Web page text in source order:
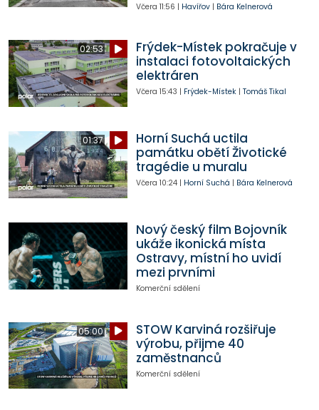
Včera 11:56 | Havířov| Bára Kelnerová
02:53
Frýdek-Místek pokračuje v
instalaci fotovoltaických
elektráren
Včera 15:43 | Frýdek-Místek| Tomáš Tikal
01:37
Horní Suchá uctila
památku obětí Životické
tragédie u muralu
Včera 10:24| Horní Suchá | Bára Kelnerová
Nový český film Bojovník
ukáže ikonická místa
Ostravy, místní ho uvidí
mezi prvními
Komerční sdělení
05:00
STOW Karviná rozšiřuje
výrobu, přijme 40
zaměstnanců
Komerční sdělení